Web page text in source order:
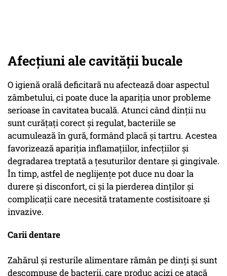
Afecțiuni ale cavității bucale
O igienă orală deficitară nu afectează doar aspectul
zâmbetului, ci poate duce la apariția unor probleme
serioase în cavitatea bucală. Atunci când dinții nu
sunt curățați corect și regulat, bacteriile se
acumulează în gură, formând placă și tartru. Acestea
favorizează apariția inflamațiilor, infecțiilor și
degradarea treptată a țesuturilor dentare și gingivale.
În timp, astfel de neglijențe pot duce nu doar la
durere și disconfort, ci și la pierderea dinților și
complicații care necesită tratamente costisitoare și
invazive.
Carii dentare
Zahărul și resturile alimentare rămân pe dinți și sunt
descompuse de bacterii, care produc acizi ce atacă